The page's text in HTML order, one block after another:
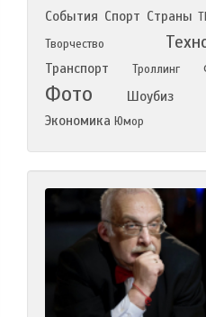
События Спорт Страны
Творчество
Транспорт Троллинг
Фото Шоубиз
Экономика Юмор